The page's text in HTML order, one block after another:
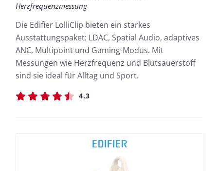
Herzfrequenzmessung
Die Edifier LolliClip bieten ein starkes
Ausstattungspaket: LDAC, Spatial Audio, adaptives
ANC, Multipoint und Gaming-Modus. Mit
Messungen wie Herzfrequenz und Blutsauerstoff
sind sie ideal für Alltag und Sport.
4.3